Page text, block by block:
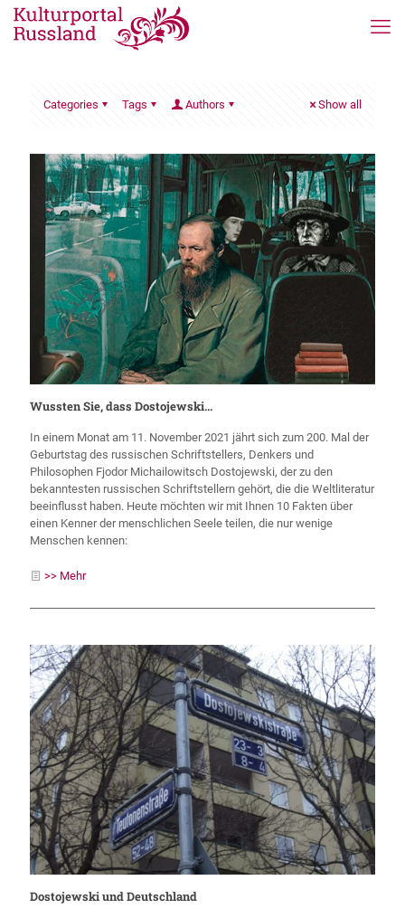
Categories Tags Authors Show all
Wussten Sie, dass Dostojewski…
In einem Monat am 11. November 2021 jährt sich zum 200. Mal der
Geburtstag des russischen Schriftstellers, Denkers und
Philosophen Fjodor Michailowitsch Dostojewski, der zu den
bekanntesten russischen Schriftstellern gehört, die die Weltliteratur
beeinflusst haben. Heute möchten wir mit Ihnen 10 Fakten über
einen Kenner der menschlichen Seele teilen, die nur wenige
Menschen kennen:
>> Mehr
Dostojewski und Deutschland